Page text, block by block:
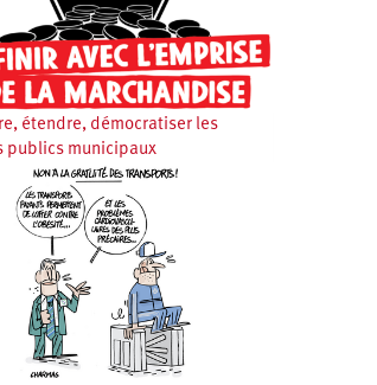
étendre, démocratiser les
publics municipaux